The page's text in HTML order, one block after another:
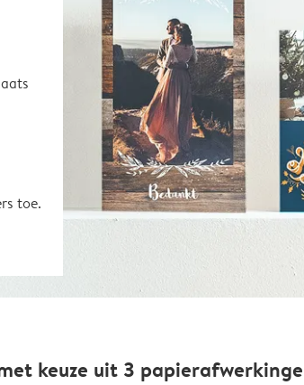
toe.
keuze uit 3